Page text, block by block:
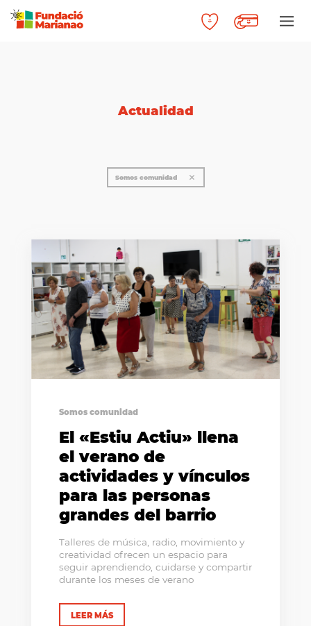
Actualidad
Somos comunidad
Somos comunidad
El «Estiu Actiu» llena
el verano de
actividades y vínculos
para las personas
grandes del barrio
Talleres de música, radio, movimiento y
creatividad ofrecen un espacio para
seguir aprendiendo, cuidarse y compartir
durante los meses de verano
LEER MÁS